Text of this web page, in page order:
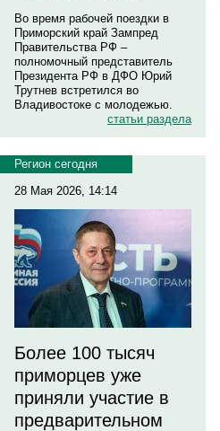
Во время рабочей поездки в
Приморский край Зампред
Правительства РФ –
полномочный представитель
Президента РФ в ДФО Юрий
Трутнев встретился во
Владивостоке с молодежью.
статьи раздела
Регион сегодня
28 Мая 2026, 14:14
Более 100 тысяч
приморцев уже
приняли участие в
предварительном